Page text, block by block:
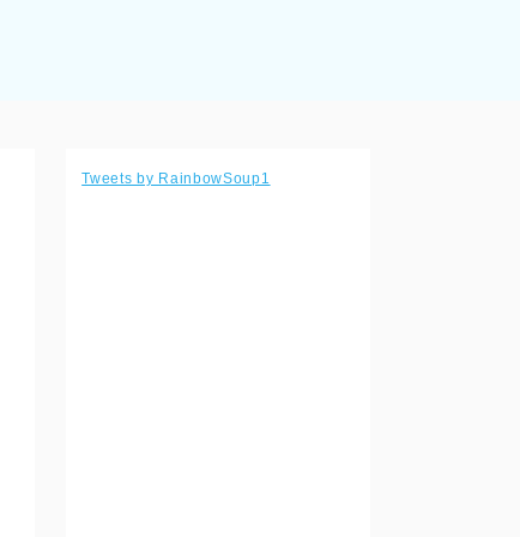
Tweets by RainbowSoup1